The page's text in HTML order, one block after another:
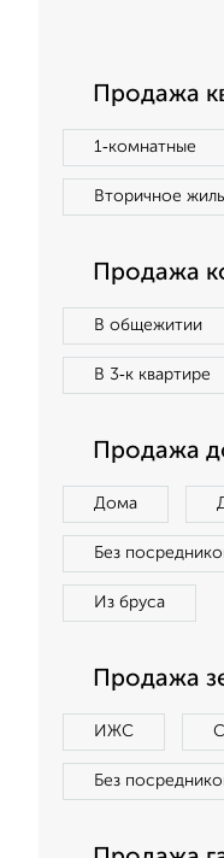
Продажа
1‑комнатные
Вторичное
Продажа
В общежитии
В 3‑к квартире
Продажа
Дома
Без
Из бруса
Продажа
ИЖС
Без